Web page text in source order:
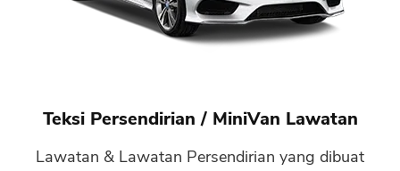
Teksi Persendirian / MiniVan Lawatan
Lawatan & Lawatan Persendirian yang dibuat